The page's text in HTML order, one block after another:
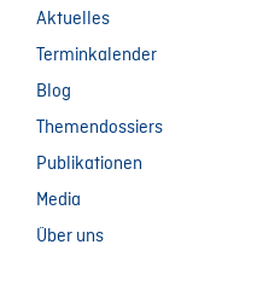
Aktuelles
Terminkalender
Blog
Themendossiers
Publikationen
Media
Über uns